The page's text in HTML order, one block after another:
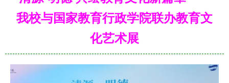
我校与国家教育行政学院联办教育文
化艺术展